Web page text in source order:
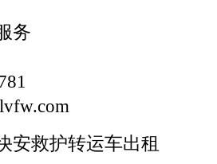
务
安救护转运车出租